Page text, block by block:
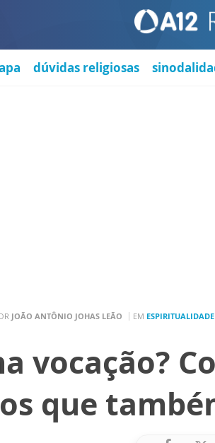
dúvidas religiosas
JOÃO ANTÔNIO JOHAS LEÃO EM ESPIRITUALIDADE
vocação?
que